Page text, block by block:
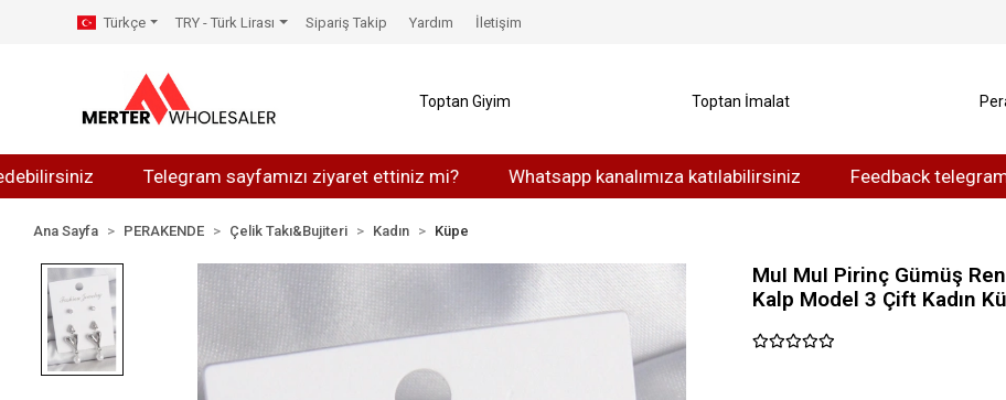
Telegram sayfamızı ziyaret ettiniz mi? Whatsapp kanalımıza katılabilirsiniz Feedback telegram
Türkçe TRY - Türk Lirası Sipariş Takip Yardım İletişim
Toptan Giyim Toptan İmalat
Ana Sayfa PERAKENDE Çelik Takı&Bujiteri Kadın Küpe
MuI MuI Pirinç Gümüş
Kalp Model 3 Çift Kadın